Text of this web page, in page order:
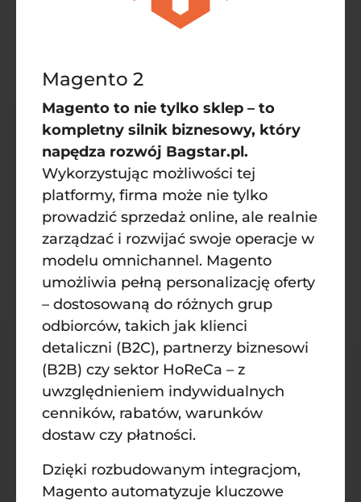
Magento 2
Magento to nie tylko sklep – to
kompletny silnik biznesowy, który
napędza rozwój Bagstar.pl.
Wykorzystując możliwości tej
platformy, firma może nie tylko
prowadzić sprzedaż online, ale realnie
zarządzać i rozwijać swoje operacje w
modelu omnichannel. Magento
umożliwia pełną personalizację oferty
– dostosowaną do różnych grup
odbiorców, takich jak klienci
detaliczni (B2C), partnerzy biznesowi
(B2B) czy sektor HoReCa – z
uwzględnieniem indywidualnych
cenników, rabatów, warunków
dostaw czy płatności.
Dzięki rozbudowanym integracjom,
Magento automatyzuje kluczowe